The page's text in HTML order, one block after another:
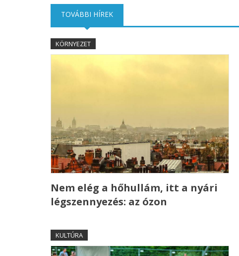
TOVÁBBI HÍREK
KÖRNYEZET
Nem elég a hőhullám, itt a nyári
légszennyezés: az ózon
KULTÚRA